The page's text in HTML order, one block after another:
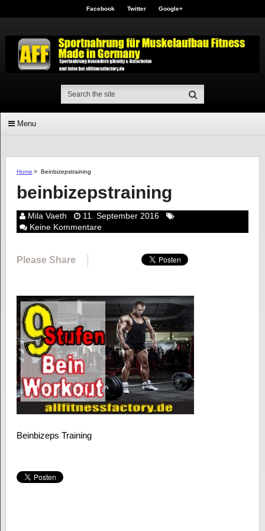
Facebook Twitter Google+
Menu
Home > Beinbizepstraining
beinbizepstraining
Mila Vaeth
11. September 2016
Keine Kommentare
Please Share
Beinbizeps Training